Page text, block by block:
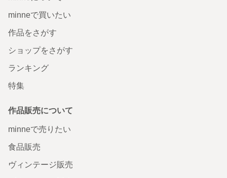
minneで買いたい
作品をさがす
ショップをさがす
ランキング
特集
作品販売について
minneで売りたい
食品販売
ヴィンテージ販売